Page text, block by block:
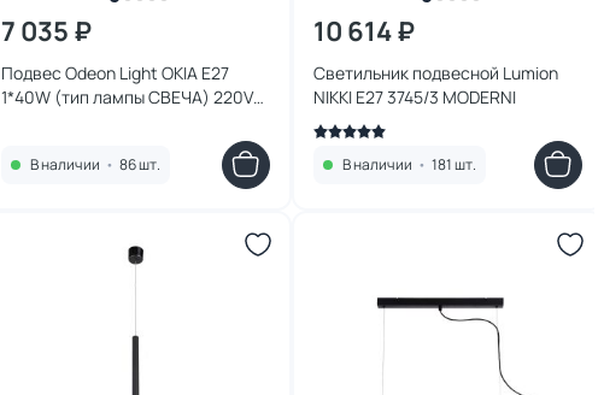
7 035 ₽
Подвес Odeon Light OKIA E27
1*40W (тип лампы СВЕЧА) 220V
В наличии • 86 шт.
10 614 ₽
Светильник подвесной Lumion
NIKKI E27 3745/3 MODERNI
В наличии • 181 шт.